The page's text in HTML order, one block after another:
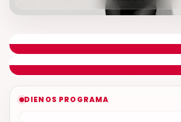
DIENOS PROGRAMA